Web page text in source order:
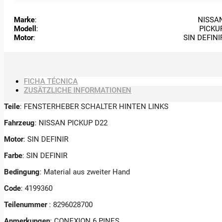
Marke:
Modell :
Motor: SIN
FICHA TÉCNICA
ZUSÄTZLICHE INFORMATIONEN
Teile: FENSTERHEBER SCHALTER HINTEN LINKS
Fahrzeug: NISSAN PICKUP D22
Motor: SIN DEFINIR
Farbe: SIN DEFINIR
Bedingung: Material aus zweiter Hand
Code: 4199360
Teilenummer : 8296028700